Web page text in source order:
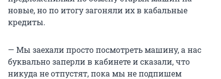
новые, но по итогу загоняли их в кабальные
кредиты.
— Мы заехали просто посмотреть машину, а нас
буквально заперли в кабинете и сказали, что
никуда не отпустят, пока мы не подпишем